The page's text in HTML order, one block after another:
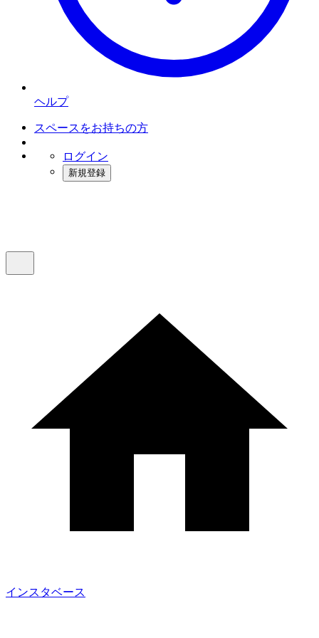
ヘルプ
スペースをお持ちの方
ログイン
新規登録
インスタベース